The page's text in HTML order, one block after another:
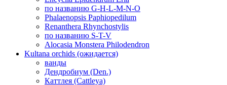
по названию G-H-L-M-N-O
Phalaenopsis Paphiopedilum
Renanthera Rhynchostylis
по названию S-T-V
Alocasia Monstera Philodendron
Kultana orchids (ожидается)
ванды
Дендробиум (Den.)
Каттлея (Cattleya)